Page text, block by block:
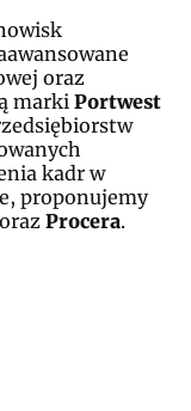
oraz
marki Portwest
kadr w
proponujemy
oraz Procera.